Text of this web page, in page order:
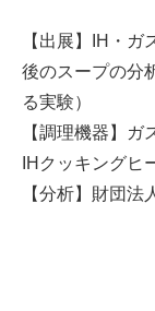
【出展】IH・
後のスープの分
る実験）
【調理機器】
IHクッキングヒ
【分析】財団法